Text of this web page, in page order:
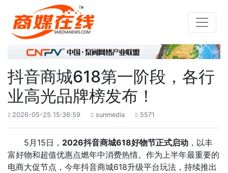
抖音商城618第一阶段，各行
业高光品牌榜发布！
 2026-05-25 15:36:59  sunmedia  5571
5月15日， 2026抖音商城618好物节正式启动 ，以丰
富好物和超值优惠点燃年中消费热情。作为上半年最重要的
电商大促节点，今年抖音商城618升级平台玩法，持续推出